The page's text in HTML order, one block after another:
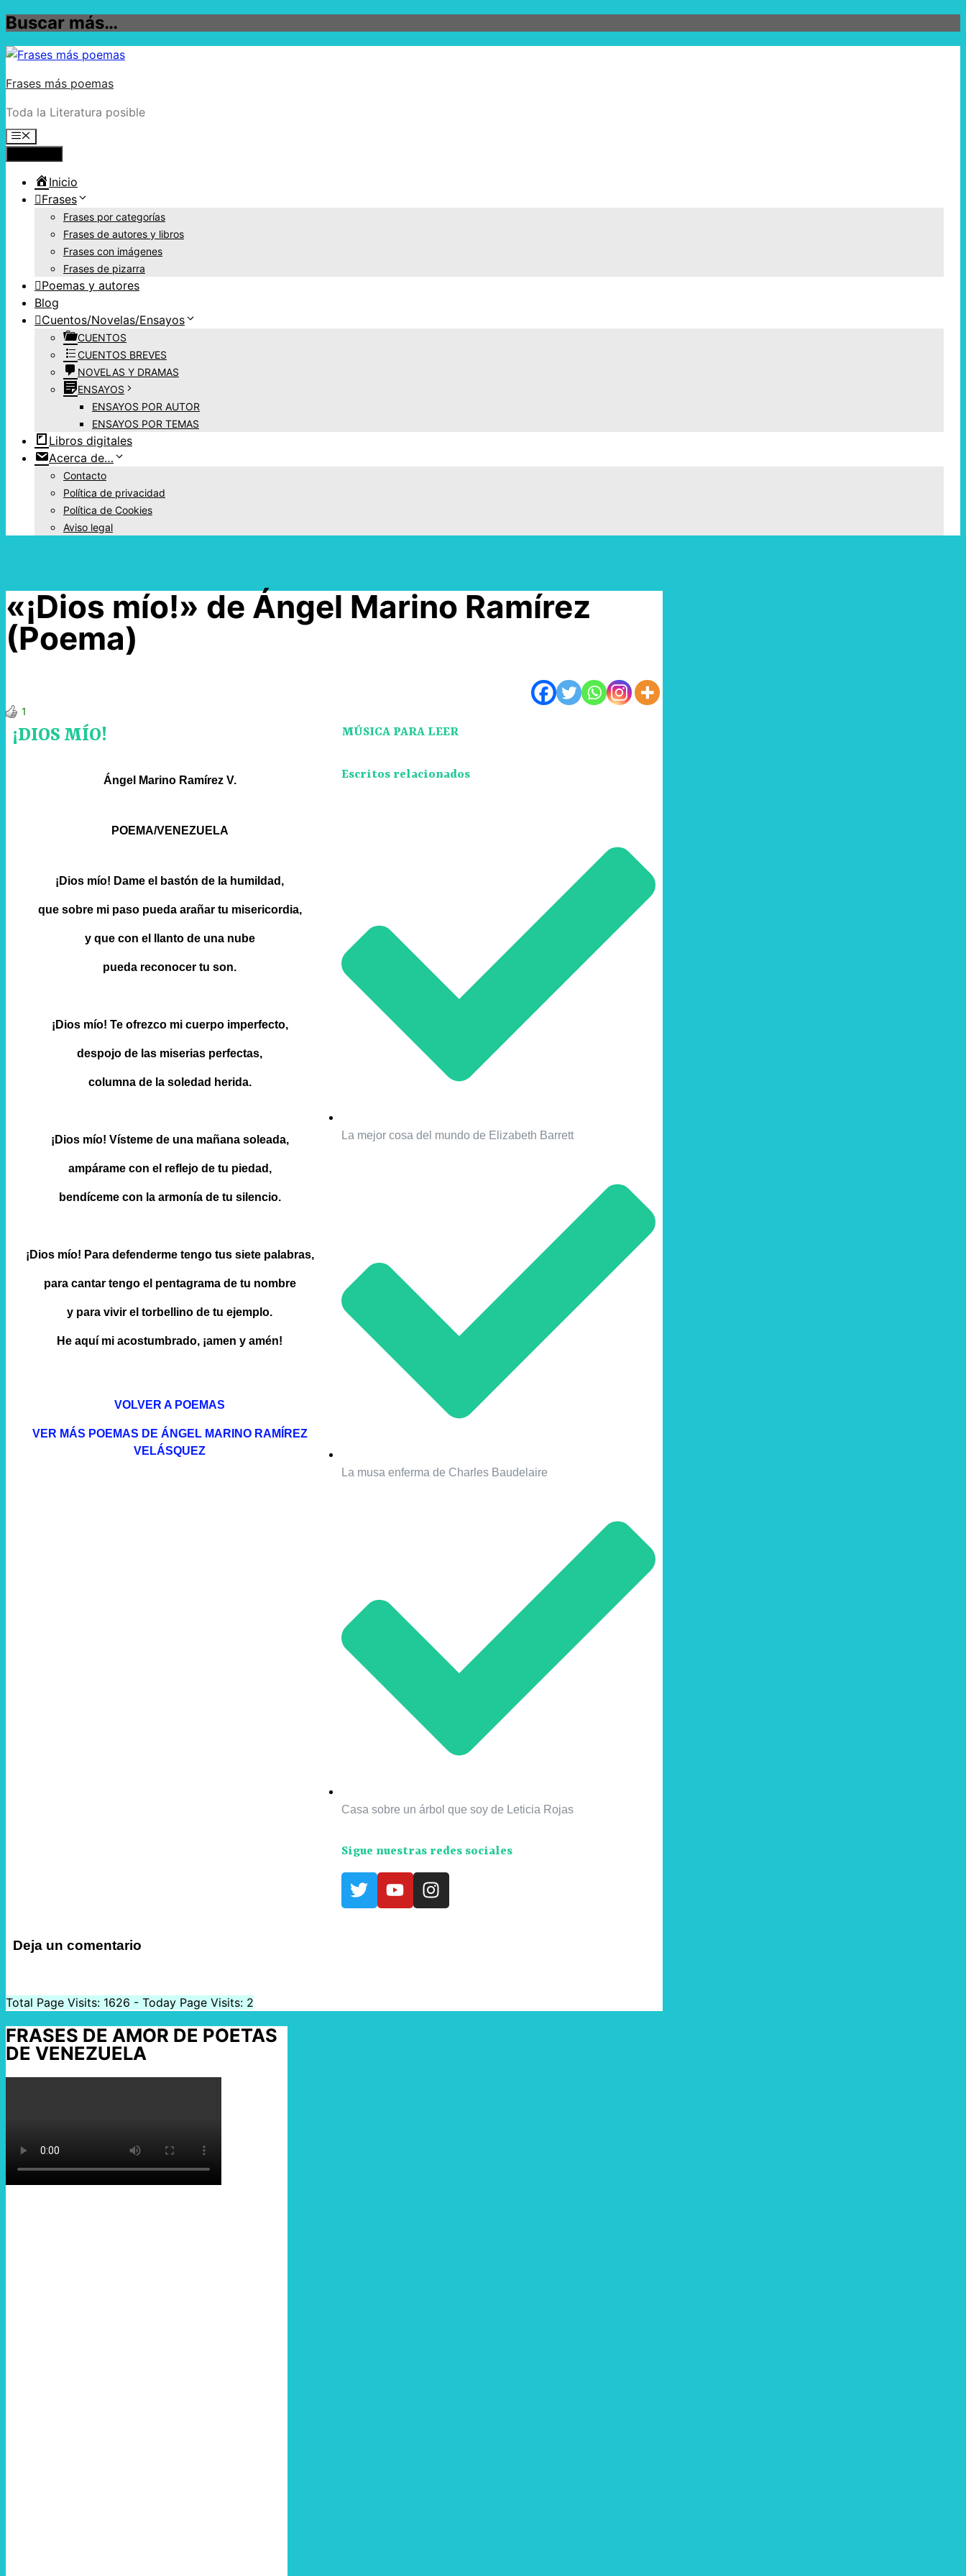
Buscar más…
Frases más poemas
Toda la Literatura posible
Inicio
Frases
Frases por categorías
Frases de autores y libros
Frases con imágenes
Frases de pizarra
Poemas y autores
Blog
Cuentos/Novelas/Ensayos
CUENTOS
CUENTOS BREVES
NOVELAS Y DRAMAS
ENSAYOS
ENSAYOS POR AUTOR
ENSAYOS POR TEMAS
Libros digitales
Acerca de…
Contacto
Política de privacidad
Política de Cookies
Aviso legal
«¡Dios mío!» de Ángel Marino Ramírez
(Poema)
1
¡DIOS MÍO!
Ángel Marino Ramírez V.
POEMA/VENEZUELA
¡Dios mío! Dame el bastón de la humildad,
que sobre mi paso pueda arañar tu misericordia,
y que con el llanto de una nube
pueda reconocer tu son.
¡Dios mío! Te ofrezco mi cuerpo imperfecto,
despojo de las miserias perfectas,
columna de la soledad herida.
¡Dios mío! Vísteme de una mañana soleada,
ampárame con el reflejo de tu piedad,
bendíceme con la armonía de tu silencio.
¡Dios mío! Para defenderme tengo tus siete palabras,
para cantar tengo el pentagrama de tu nombre
y para vivir el torbellino de tu ejemplo.
He aquí mi acostumbrado, ¡amen y amén!
VOLVER A POEMAS
VER MÁS POEMAS DE ÁNGEL MARINO RAMÍREZ
VELÁSQUEZ
MÚSICA PARA LEER
Escritos relacionados
La mejor cosa del mundo de Elizabeth Barrett
La musa enferma de Charles Baudelaire
Casa sobre un árbol que soy de Leticia Rojas
Sigue nuestras redes sociales
Deja un comentario
Total Page Visits: 1626 - Today Page Visits: 2
FRASES DE AMOR DE POETAS
DE VENEZUELA